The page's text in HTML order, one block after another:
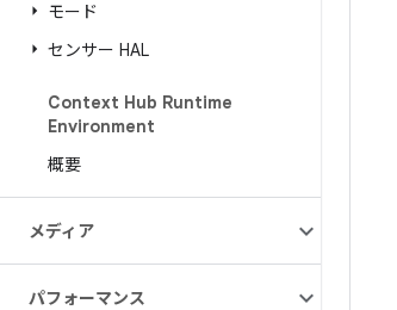
モード
センサー HAL
Context Hub Runtime
Environment
概要
メディア
パフォーマンス